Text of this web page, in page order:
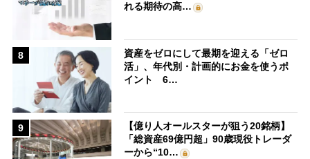
れる期待の高…
8
資産をゼロにして最期を迎える「ゼロ
活」、年代別・計画的にお金を使うポ
イント 6…
9
【億り人オールスターが狙う20銘柄】
「総資産69億円超」90歳現役トレーダ
ーから“10…